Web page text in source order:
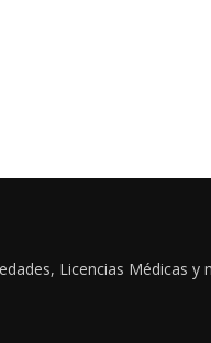
Licencias Médicas y